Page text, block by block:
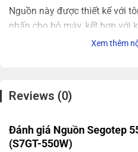
Nguồn này được thiết kế với
nhấn cho bộ máy, kết hợp với
giúp tối ưu hóa việc thoát
Thông số chi tiết của Nguồn
– Hãng sản xuất: Segotep
– Dải điện áp đầu vào: 170-
Xem thêm
Reviews (0)
Đánh giá Nguồn Segotep
(S7GT-550W)